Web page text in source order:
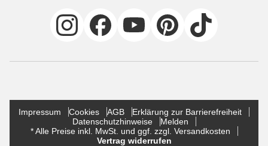
Impressum Cookies AGB
Erklärung zur Barrierefreiheit
Datenschutzhinweise
Melden
* Alle Preise inkl. MwSt. und ggf. zzgl. Versandkosten
Vertrag widerrufen